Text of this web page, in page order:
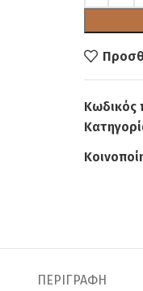
Κωδικός
ΠΕΡΙΓΡΑΦΉ